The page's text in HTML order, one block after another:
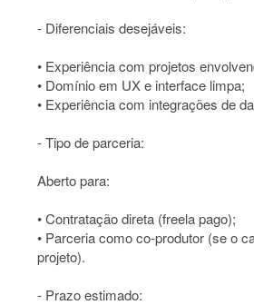
- Diferenciais desejáveis:
• Experiência com projetos
• Domínio em UX e interface limpa;
• Experiência com integrações de
- Tipo de parceria:
Aberto para:
• Contratação direta (freela pago);
• Parceria como co-produtor (se o
projeto).
- Prazo estimado: